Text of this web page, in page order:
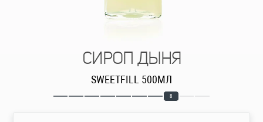
СИРОП ДЫНЯ
SWEETFILL 500МЛ
8